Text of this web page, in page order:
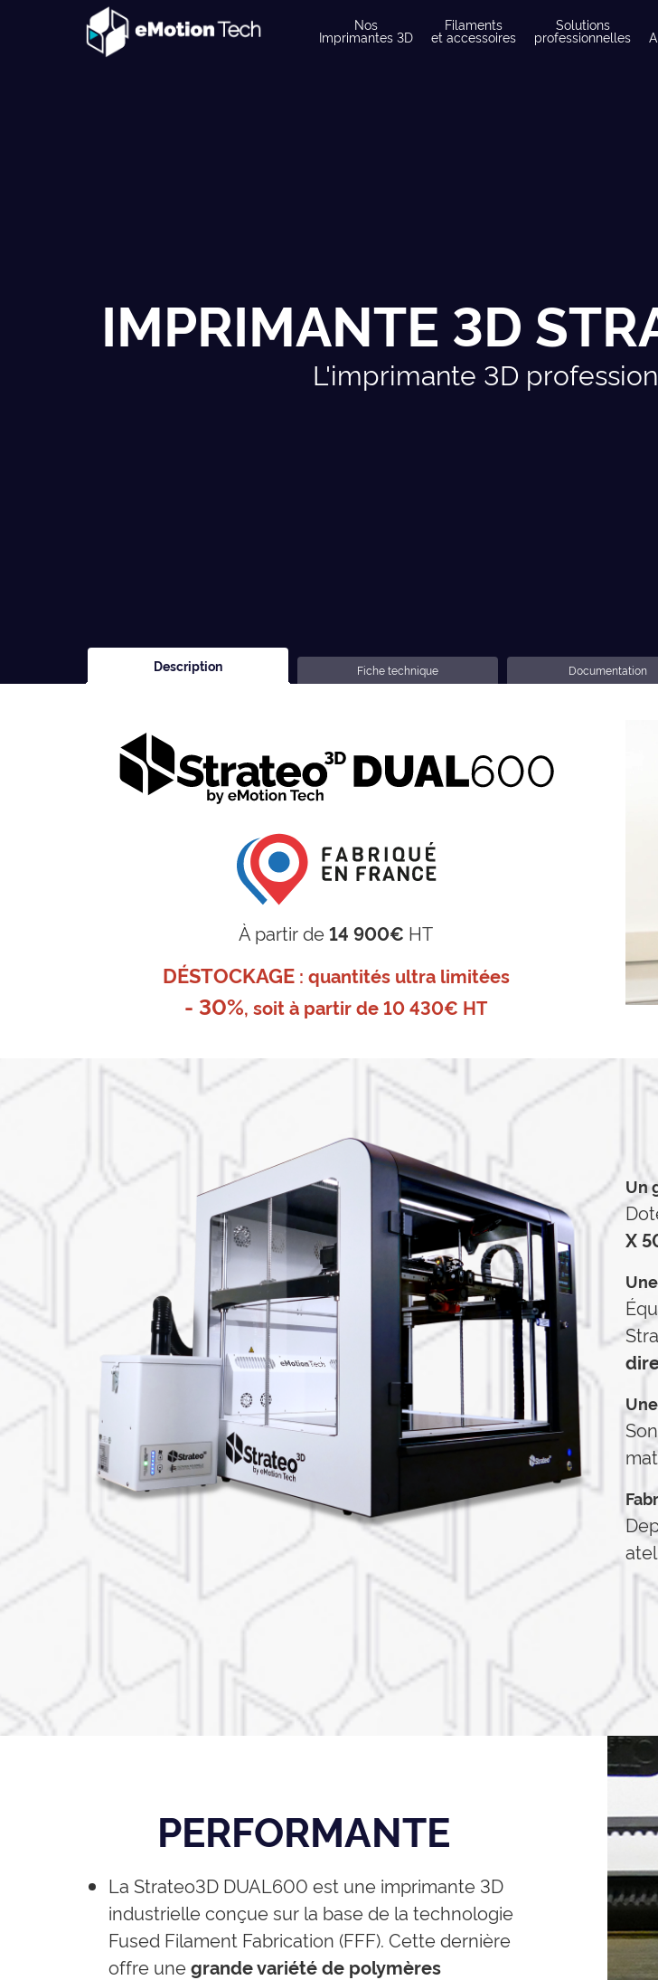
Nos
Imprimantes 3D
Filaments
et accessoires
Solutions
professionnelles
IMPRIMANTE 3D
L'imprimante 3D
Description Fiche technique Documentation
À partir de14 900€ HT
DÉSTOCKAGE : quantités ultra limitées
- 30%, soit à partir de 10 430€ HT
Un
X
Son
PERFORMANTE
La Strateo3D DUAL600 est une imprimante 3D
industrielle conçue sur la base de la technologie
Fused Filament Fabrication (FFF). Cette dernière
offre une grande variété de polymères